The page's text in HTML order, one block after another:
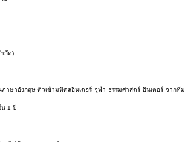
กัด)
ษาอังกฤษ ติวเข้ามหิดลอินเตอร์ จุฬา ธรรมศาสตร์ อินเตอร์ จากทีม
1 ปี